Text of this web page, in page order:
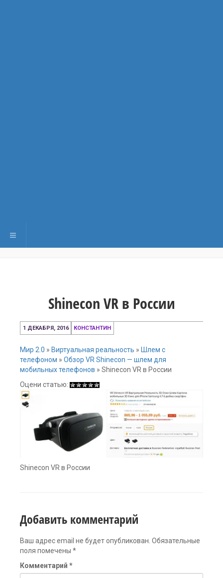
Переключить навигацию
Shinecon VR в России
1 ДЕКАБРЯ, 2016
1
декабря,
КОНСТАНТИН
Мир 2.0 » Виртуальная реальность » Шлем с
телефоном » Обзор VR Shinecon — шлем для
мобильных телефонов » Shinecon VR в России
Оцени статью:
Shinecon VR в России
Добавить комментарий
Ваш адрес email не будет опубликован. Обязательные
поля помечены *
Комментарий *